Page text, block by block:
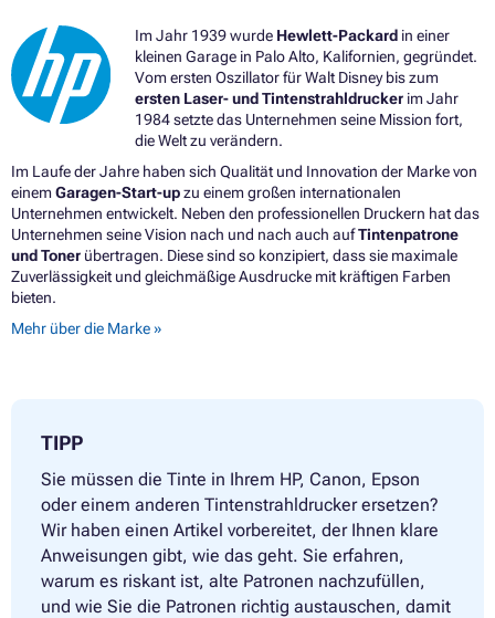
Im Jahr 1939 wurde Hewlett-Packardin einer
kleinen Garage in Palo Alto, Kalifornien, gegründet.
Vom ersten Oszillator für Walt Disney bis zum
ersten Laser- und Tintenstrahldruckerim Jahr
1984 setzte das Unternehmen seine Mission fort,
die Welt zu verändern.
Im Laufe der Jahre haben sich Qualität und Innovation der Marke von
einemGaragen-Start-upzu einem großen internationalen
Unternehmen entwickelt. Neben den professionellen Druckern hat das
Unternehmen seine Vision nach und nach auch aufTintenpatrone
und Toner übertragen. Diese sind so konzipiert, dass sie maximale
Zuverlässigkeit und gleichmäßige Ausdrucke mit kräftigen Farben
bieten.
Mehr über die Marke »
TIPP
Sie müssen die Tinte in Ihrem HP, Canon, Epson
oder einem anderen Tintenstrahldrucker ersetzen?
Wir haben einen Artikel vorbereitet, der Ihnen klare
Anweisungen gibt, wie das geht. Sie erfahren,
warum es riskant ist, alte Patronen nachzufüllen,
und wie Sie die Patronen richtig austauschen, damit